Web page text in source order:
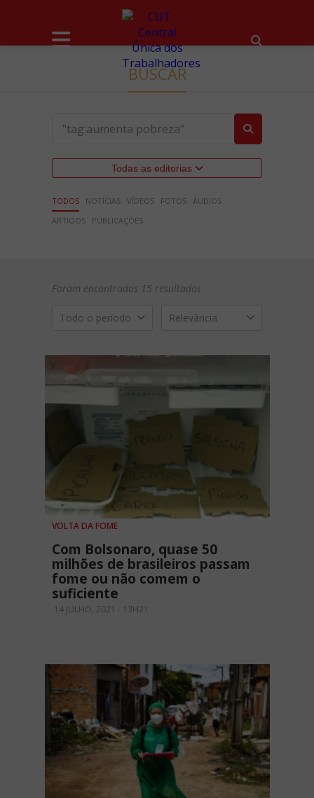
BUSCAR
Todas as editorias
TODOS NOTÍCIAS VÍDEOS FOTOS ÁUDIOS
ARTIGOS
PUBLICAÇÕES
Foram encontrados 15 resultados
Todo o período Relevância
VOLTA DA FOME
Com Bolsonaro, quase 50
milhões de brasileiros passam
fome ou não comem o
suficiente
14 JULHO, 2021 - 13H21